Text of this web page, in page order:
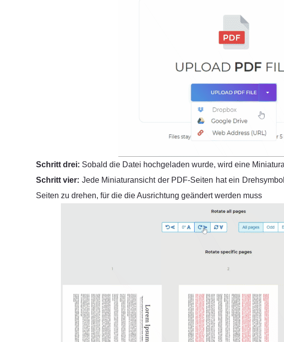
Schritt drei: Sobald die Datei hochgeladen wurde, wird eine
Schritt vier: Jede Miniaturansicht der PDF-Seiten hat ein
Seiten zu drehen, für die die Ausrichtung geändert werden muss